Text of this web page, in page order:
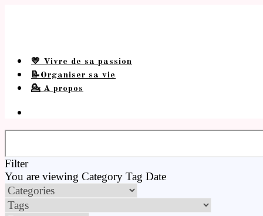
💛 Vivre de sa passion
📝Organiser sa vie
💁 A propos
Filter
You are viewing Category Tag Date